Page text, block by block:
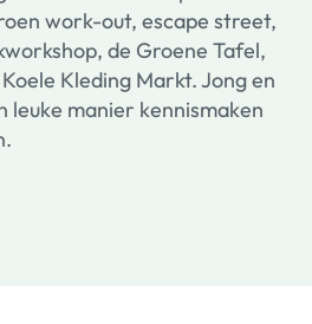
work-out, escape street,
de Groene Tafel,
Kleding Markt. Jong en
leuke manier kennismaken